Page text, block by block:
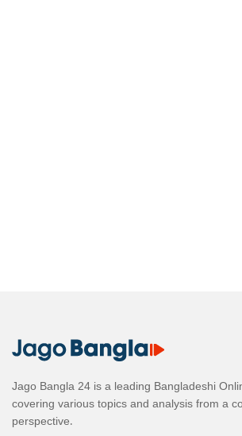
Jago Bangla 24 is a leading Bangladeshi
covering various topics and analysis from a
perspective.